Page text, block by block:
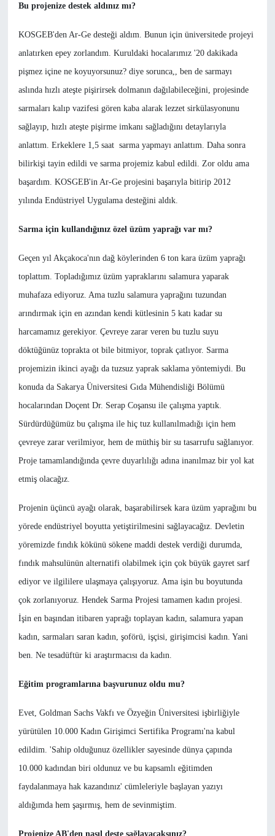
Bu projenize destek aldınız mı?
KOSGEB'den Ar-Ge desteği aldım. Bunun için üniversitede projeyi
anlatırken epey zorlandım. Kuruldaki hocalarımız '20 dakikada
pişmez içine ne koyuyorsunuz? diye sorunca,, ben de sarmayı
aslında hızlı ateşte pişirirsek dolmanın dağılabileceğini, projesinde
sarmaları kalıp vazifesi gören kaba alarak lezzet sirkülasyonunu
sağlayıp, hızlı ateşte pişirme imkanı sağladığını detaylarıyla
anlattım. Erkeklere 1,5 saat sarma yapmayı anlattım. Daha sonra
bilirkişi tayin edildi ve sarma projemiz kabul edildi. Zor oldu ama
başardım. KOSGEB'in Ar-Ge projesini başarıyla bitirip 2012
yılında Endüstriyel Uygulama desteğini aldık.
Sarma için kullandığınız özel üzüm yaprağı var mı?
Geçen yıl Akçakoca'nın dağ köylerinden 6 ton kara üzüm yaprağı
toplattım. Topladığımız üzüm yapraklarını salamura yaparak
muhafaza ediyoruz. Ama tuzlu salamura yaprağını tuzundan
arındırmak için en azından kendi kütlesinin 5 katı kadar su
harcamamız gerekiyor. Çevreye zarar veren bu tuzlu suyu
döktüğünüz toprakta ot bile bitmiyor, toprak çatlıyor. Sarma
projemizin ikinci ayağı da tuzsuz yaprak saklama yöntemiydi. Bu
konuda da Sakarya Üniversitesi Gıda Mühendisliği Bölümü
hocalarından Doçent Dr. Serap Coşansu ile çalışma yaptık.
Sürdürdüğümüz bu çalışma ile hiç tuz kullanılmadığı için hem
çevreye zarar verilmiyor, hem de müthiş bir su tasarrufu sağlanıyor.
Proje tamamlandığında çevre duyarlılığı adına inanılmaz bir yol kat
etmiş olacağız.
Projenin üçüncü ayağı olarak, başarabilirsek kara üzüm yaprağını bu
yörede endüstriyel boyutta yetiştirilmesini sağlayacağız. Devletin
yöremizde fındık kökünü sökene maddi destek verdiği durumda,
fındık mahsulünün alternatifi olabilmek için çok büyük gayret sarf
ediyor ve ilgililere ulaşmaya çalışıyoruz. Ama işin bu boyutunda
çok zorlanıyoruz. Hendek Sarma Projesi tamamen kadın projesi.
İşin en başından itibaren yaprağı toplayan kadın, salamura yapan
kadın, sarmaları saran kadın, şoförü, işçisi, girişimcisi kadın. Yani
ben. Ne tesadüftür ki araştırmacısı da kadın.
Eğitim programlarına başvurunuz oldu mu?
Evet, Goldman Sachs Vakfı ve Özyeğin Üniversitesi işbirliğiyle
yürütülen 10.000 Kadın Girişimci Sertifika Programı'na kabul
edildim. 'Sahip olduğunuz özellikler sayesinde dünya çapında
10.000 kadından biri oldunuz ve bu kapsamlı eğitimden
faydalanmaya hak kazandınız' cümleleriyle başlayan yazıyı
aldığımda hem şaşırmış, hem de sevinmiştim.
Projenize AB'den nasıl deste sağlayacaksınız?